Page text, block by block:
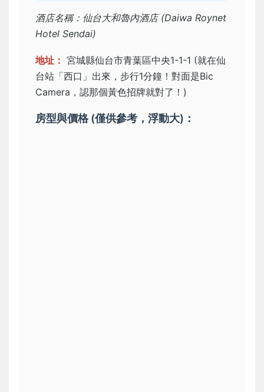
酒店名稱：仙台大和魯內酒店 (Daiwa Roynet
Hotel Sendai)
地址： 宮城縣仙台市青葉區中央1-1-1 (就在仙
台站「西口」出來，步行1分鐘！對面是Bic
Camera，認那個黃色招牌就對了！)
房型與價格 (僅供參考，浮動大)：